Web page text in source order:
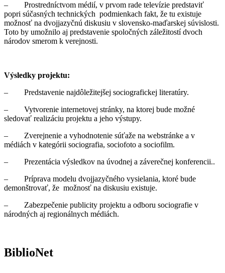
– Prostredníctvom médií, v prvom rade televízie predstaviť
popri súčasných technických podmienkach fakt, že tu existuje
možnosť na dvojjazyčnú diskusiu v slovensko-maďarskej súvislosti.
Toto by umožnilo aj predstavenie spoločných záležitostí dvoch
národov smerom k verejnosti.
Výsledky projektu:
– Predstavenie najdôležitejšej sociografickej literatúry.
– Vytvorenie internetovej stránky, na ktorej bude možné
sledovať realizáciu projektu a jeho výstupy.
– Zverejnenie a vyhodnotenie súťaže na webstránke a v
médiách v kategórii sociografia, sociofoto a sociofilm.
– Prezentácia výsledkov na úvodnej a záverečnej konferencii..
– Príprava modelu dvojjazyčného vysielania, ktoré bude
demonštrovať, že možnosť na diskusiu existuje.
– Zabezpečenie publicity projektu a odboru sociografie v
národných aj regionálnych médiách.
BiblioNet